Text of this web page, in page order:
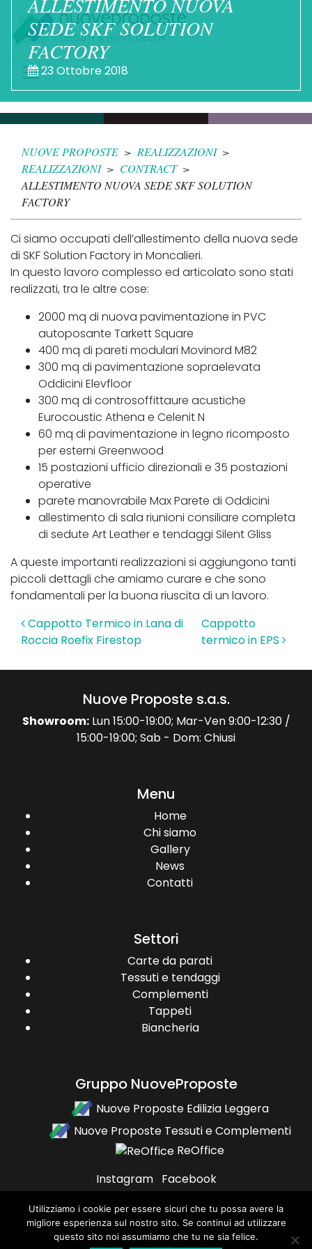
SEDE SKF SOLUTION
FACTORY
23 Ottobre 2018
NUOVE PROPOSTE > REALIZZAZIONI >
REALIZZAZIONI > CONTRACT >
ALLESTIMENTO NUOVA SEDE SKF SOLUTION
FACTORY
Ci siamo occupati dell’allestimento della nuova sede
di SKF Solution Factory in Moncalieri.
In questo lavoro complesso ed articolato sono stati
realizzati, tra le altre cose:
2000 mq di nuova pavimentazione in PVC
autoposante Tarkett Square
400 mq di pareti modulari Movinord M82
300 mq di pavimentazione sopraelevata
Oddicini Elevfloor
300 mq di controsoffittaure acustiche
Eurocoustic Athena e Celenit N
60 mq di pavimentazione in legno ricomposto
per esterni Greenwood
15 postazioni ufficio direzionali e 35 postazioni
operative
parete manovrabile Max Parete di Oddicini
allestimento di sala riunioni consiliare completa
di sedute Art Leather e tendaggi Silent Gliss
A queste importanti realizzazioni si aggiungono tanti
piccoli dettagli che amiamo curare e che sono
fondamentali per la buona riuscita di un lavoro.
Navigazione articoli
Cappotto Termico in Lana di
Roccia Roefix Firestop
Cappotto
termico in EPS
Nuove Proposte s.a.s.
Showroom:Lun 15:00-19:00; Mar-Ven 9:00-12:30 /
15:00-19:00; Sab - Dom: Chiusi
Menu
Home
Chi siamo
Gallery
News
Contatti
Settori
Carte da parati
Tessuti e tendaggi
Complementi
Tappeti
Biancheria
Gruppo NuoveProposte
Nuove Proposte Edilizia Leggera
Nuove Proposte Tessuti e Complementi
ReOffice
Instagram Facebook
Utilizziamo i cookie per essere sicuri che tu possa avere la
migliore esperienza sul nostro sito. Se continui ad utilizzare
questo sito noi assumiamo che tu ne sia felice.